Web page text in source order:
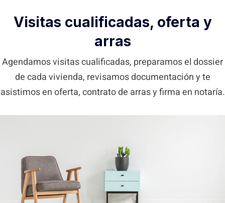
Visitas cualificadas, oferta y
arras
Agendamos visitas cualificadas, preparamos el dossier
de cada vivienda, revisamos documentación y te
asistimos en oferta, contrato de arras y firma en notaría.